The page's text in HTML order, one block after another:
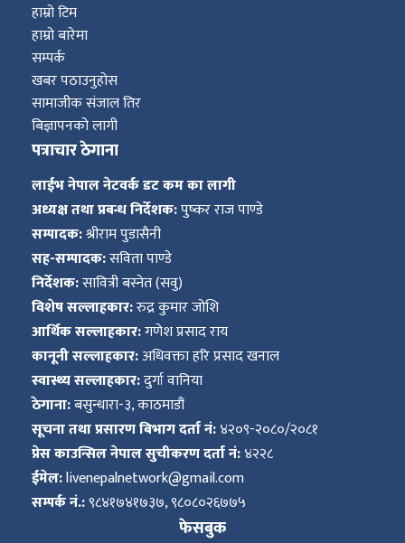
हाम्रो टिम
हाम्रो बारेमा
सम्पर्क
खबर पठाउनुहोस
सामाजीक संजाल तिर
बिज्ञापनको लागी
पत्राचार ठेगाना
लाईभ नेपाल नेटवर्क डट कम का लागी
अध्यक्ष तथा प्रबन्ध निर्देशक:पुष्कर राज पाण्डे
सम्पादक:श्रीराम पुडासैनी
सह-सम्पादक:सविता पाण्डे
निर्देशक:सावित्री बस्नेत (सवु)
विशेष सल्लाहकार:रुद्र कुमार जोशि
आर्थिक सल्लाहकार:गणेश प्रसाद राय
कानूनी सल्लाहकार:अधिवक्ता हरि प्रसाद खनाल
स्वास्थ्य सल्लाहकार:दुर्गा वानिया
ठेगाना:बसुन्धारा-३, काठमाडौं
सूचना तथा प्रसारण बिभाग दर्ता नं:४२०९-२०८०/२०८१
प्रेस काउन्सिल नेपाल सुचीकरण दर्ता नं:४२२८
ईमेल:livenepalnetwork@gmail.com
सम्पर्क नं.:९८४१७४१७३७, ९८०८०२६७७५
फेसबुक